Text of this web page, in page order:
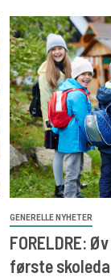
GENERELLE NYHETER
FORELDRE:
første